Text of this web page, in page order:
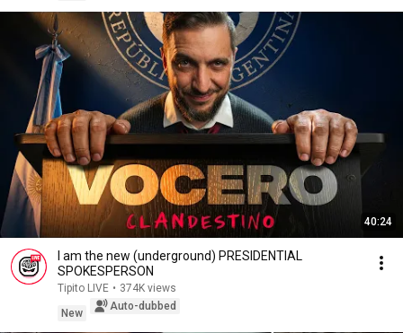
40:24
I am the new (underground) PRESIDENTIAL
SPOKESPERSON
Tipito LIVE • 374K views
New
Auto-dubbed